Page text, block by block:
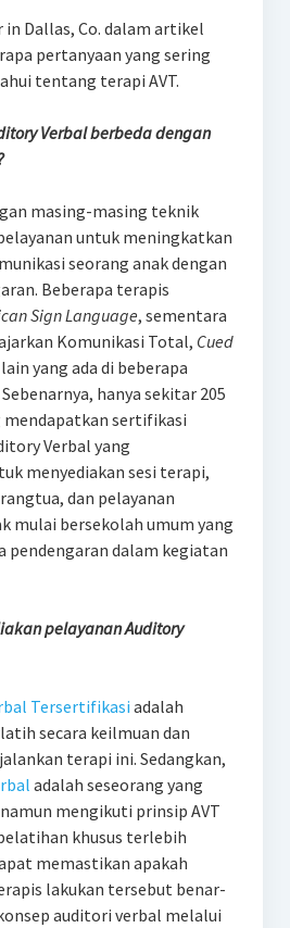
in Dallas, Co. dalam artikel
pertanyaan yang sering
tentang terapi AVT.
Verbal berbeda dengan
masing-masing teknik
untuk meningkatkan
seorang anak dengan
Beberapa terapis
Sign Language, sementara
Komunikasi Total, Cued
yang ada di beberapa
hanya sekitar 205
mendapatkan sertifikasi
Verbal yang
menyediakan sesi terapi,
dan pelayanan
mulai bersekolah umum yang
pendengaran dalam kegiatan
pelayanan Auditory
Tersertifikasi adalah
secara keilmuan dan
terapi ini. Sedangkan,
adalah seseorang yang
mengikuti prinsip AVT
khusus terlebih
memastikan apakah
lakukan tersebut benar-
auditori verbal melalui